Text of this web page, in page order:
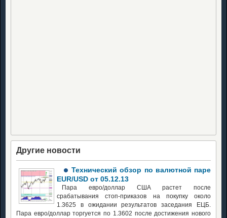
Другие новости
Технический обзор по валютной паре
EUR/USD от 05.12.13
Пара евро/доллар США растет после
срабатывания стоп-приказов на покупку около
1.3625 в ожидании результатов заседания ЕЦБ.
Пара евро/доллар торгуется по 1.3602 после достижения нового